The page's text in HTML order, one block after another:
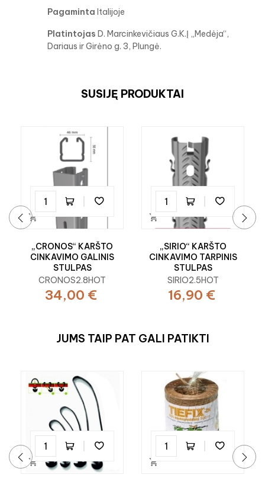
Pagaminta Italijoje
Platintojas D. Marcinkevičiaus G.K.Į „Medėja“,
Dariaus ir Girėno g. 3, Plungė.
SUSIJĘ PRODUKTAI

„CRONOS“ KARŠTO
CINKAVIMO GALINIS
STULPAS
CRONOS2.8HOT
34,00 €

„SIRIO“ KARŠTO
CINKAVIMO TARPINIS
STULPAS
SIRIO2.5HOT
16,90 €
JUMS TAIP PAT GALI PATIKTI
 